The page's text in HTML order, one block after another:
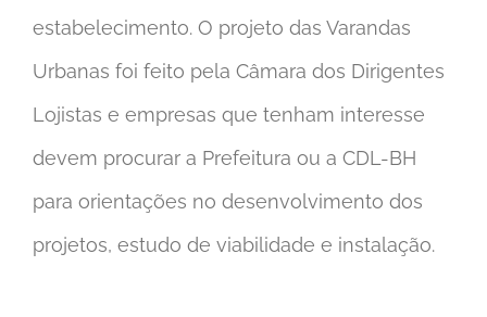
estabelecimento. O projeto das Varandas
Urbanas foi feito pela Câmara dos Dirigentes
Lojistas e empresas que tenham interesse
devem procurar a Prefeitura ou a CDL-BH
para orientações no desenvolvimento dos
projetos, estudo de viabilidade e instalação.